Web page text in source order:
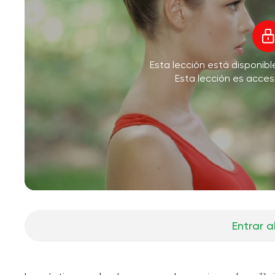
Esta lección está
Esta lección es
Entrar